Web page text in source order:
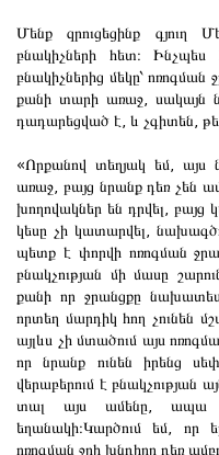
Մենք զրուցեցինք գյուղ
բնակիչների հետ։
բնակիչներից մեկը՝
քանի տարի առաջ, սակայն
դադարեցված է, և չգիտեն, թե
«Որքանով տեղյակ եմ,
առաջ, բայց նրանք դեռ չեն
խողովակներ են դրվել, բայց
կեսը չի կատարվել,
պետք է փորվի ոռոգման
բնակչության մի մասը
քանի որ ջրանցքը
որտեղ մարդիկ հող չունեն
այլևս չի մտածում այս
որ նրանք ունեն իրենց
վերաբերում է բնակչության
տալ այս ամենը, ապա
եղանակի։Կարծում եմ, որ
ոռոգման ջրի խնդիրը դեռ